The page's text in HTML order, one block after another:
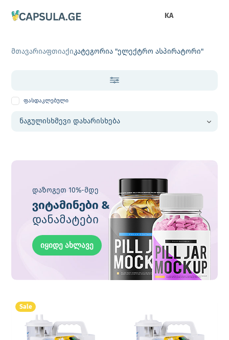
KA
მთავარიაფთიაქიკატეგორია "ელექტრო ასპირატორი"
ფასდაკლებული
დაზოგეთ 10%-მდე
ვიტამინები &
დანამატები
იყიდე ახლავე
Sale